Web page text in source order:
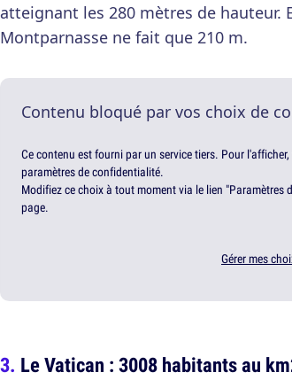
atteignant les 280 mètres de hauteur.
Montparnasse ne fait que 210 m.
Contenu bloqué par vos choix de
Ce contenu est fourni par un service tiers. Pour
paramètres de confidentialité.
Modifiez ce choix à tout moment via le lien "Paramètres
page.
Gérer mes
Le Vatican : 3008 habitants au